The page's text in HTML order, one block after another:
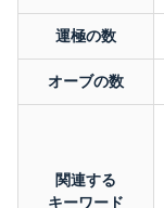
運極の数
オーブの数
関連する
キーワード